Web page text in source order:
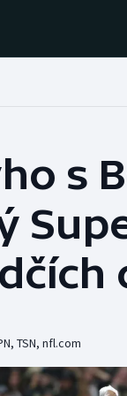
Baseball a
Basketbal
Biatlon
s
, TSN, nfl.com